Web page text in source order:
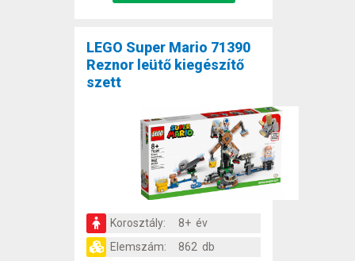
LEGO Super Mario 71390
Reznor leütő kiegészítő
szett
Korosztály:
8+ év
Elemszám:
862 db